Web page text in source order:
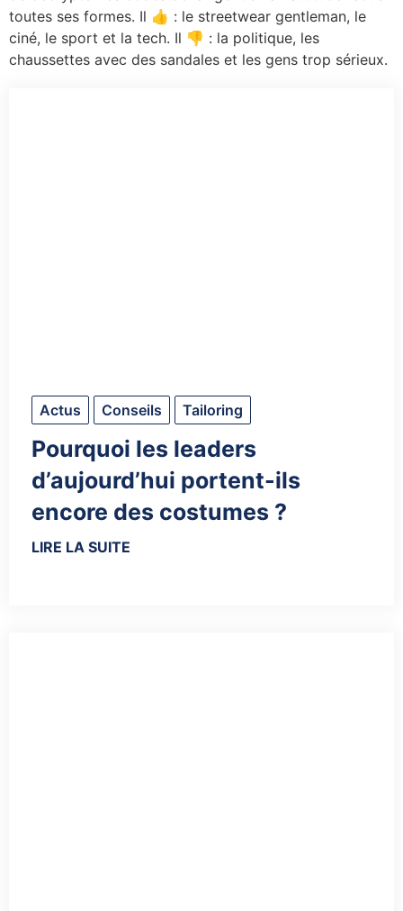
toutes ses formes. Il 👍 : le streetwear gentleman, le
ciné, le sport et la tech. Il 👎 : la politique, les
chaussettes avec des sandales et les gens trop sérieux.
Actus Conseils Tailoring
Pourquoi les leaders
d’aujourd’hui portent-ils
encore des costumes ?
LIRE LA SUITE